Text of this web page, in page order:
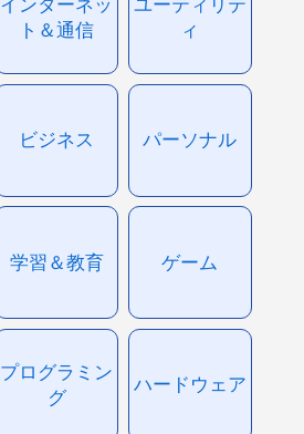
ト＆通信
ィ
ビジネス パーソナル
学習＆教育 ゲーム
プログラミン
グ
ハードウェア